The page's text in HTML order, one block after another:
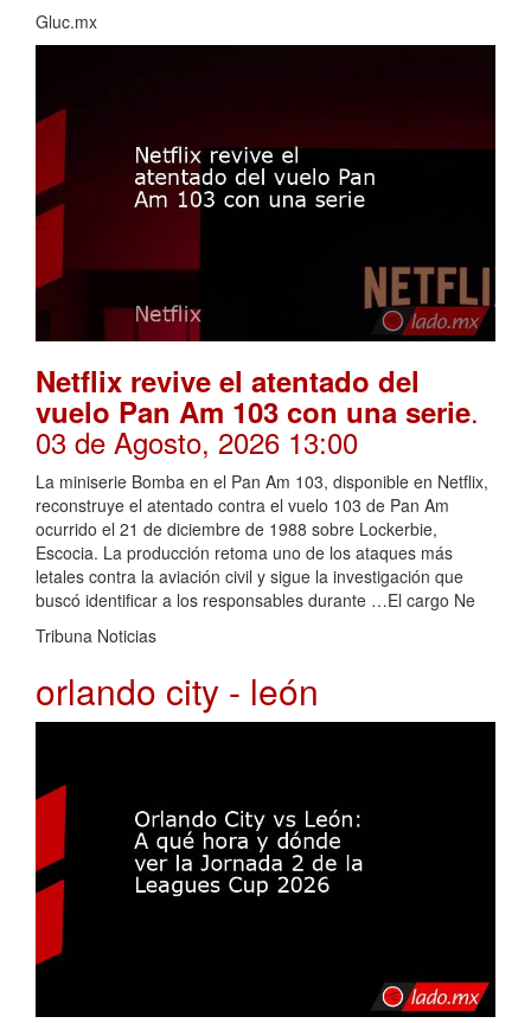
Gluc.mx
Netflix revive el atentado del
vuelo Pan Am 103 con una serie.
03 de Agosto, 2026 13:00
La miniserie Bomba en el Pan Am 103, disponible en Netflix,
reconstruye el atentado contra el vuelo 103 de Pan Am
ocurrido el 21 de diciembre de 1988 sobre Lockerbie,
Escocia. La producción retoma uno de los ataques más
letales contra la aviación civil y sigue la investigación que
buscó identificar a los responsables durante …El cargo Ne
Tribuna Noticias
orlando city - león